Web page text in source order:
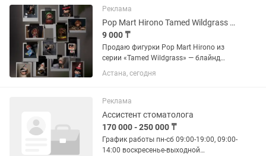
быстро и аккуратно — мы ждем
именно...
Реклама
Pop Mart Hirono Tamed Wildgrass блайнд бокс
9 000 ₸
Продаю фигурки Pop Mart Hirono из
серии «Tamed Wildgrass» — блайнд
боксы. 🎲 12 разных дизайнов в серии,
какой именно достанется — сюрприз
оригинал Pop Mart 📦 Новые, в...
Астана, сегодня
Реклама
Ассистент стоматолога
170 000 - 250 000 ₸
График работы пн-сб 09:00-19:00, 09:00-
14:00 воскресенье-выходной